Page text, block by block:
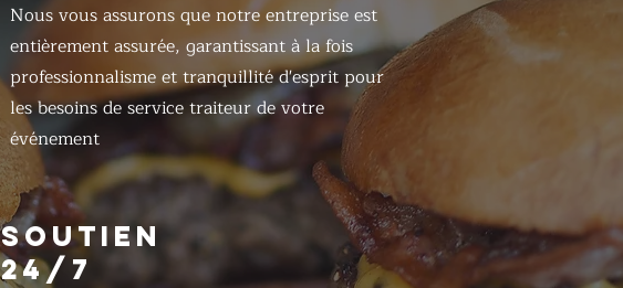
Nous vous assurons que notre entreprise est
entièrement assurée, garantissant à la fois
professionnalisme et tranquillité d'esprit pour
les besoins de service traiteur de votre
événement
SOUTIEN
24/7